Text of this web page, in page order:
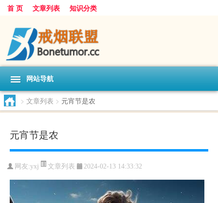
首 页 文章列表 知识分类
网站导航
> 文章列表 > 元宵节是农
元宵节是农
网友:yxj 文章列表 2024-02-13 14:33:32